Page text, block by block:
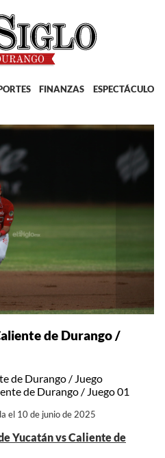
FINANZAS ESPECTÁCULOS
de Durango /
de Durango / Juego
de Durango / Juego 01
el 10 de junio de 2025
Yucatán vs Caliente de